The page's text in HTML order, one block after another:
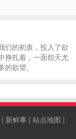
们的初衷，投入了欲
挣扎着，一面怨天尤
欲望。
| 新鲜事 | 站点地图 |